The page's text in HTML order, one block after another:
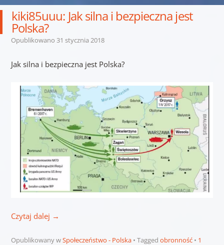
kiki85uuu: Jak silna i bezpieczna jest
Polska?
Opublikowano 31 stycznia 2018
Jak silna i bezpieczna jest Polska?
Czytaj dalej →
Opublikowany wSpołeczeństwo - Polska Tagged obronność
1